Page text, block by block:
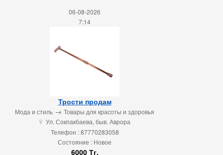
06-08-2026
7:14
Трости продам
Мода и стиль → Товары для красоты и здоровья
u Ул. Сокпакбаева, быв. Аврора
Телефон : 87770283058
Состояние : Новое
6000 Тг.